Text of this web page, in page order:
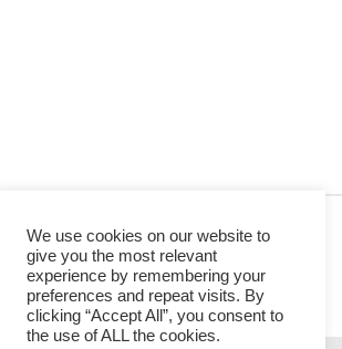
We use cookies on our website to
give you the most relevant
experience by remembering your
preferences and repeat visits. By
clicking “Accept All”, you consent to
the use of ALL the cookies.